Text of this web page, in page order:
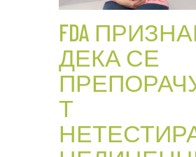
КОНТАКТ
FDA
ДЕКА СЕ
Т